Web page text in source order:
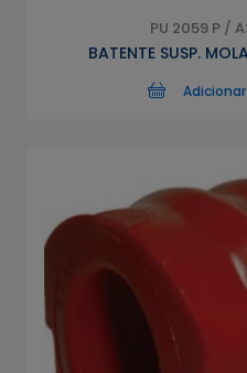
PU 2059 P /
BATENTE SUSP.